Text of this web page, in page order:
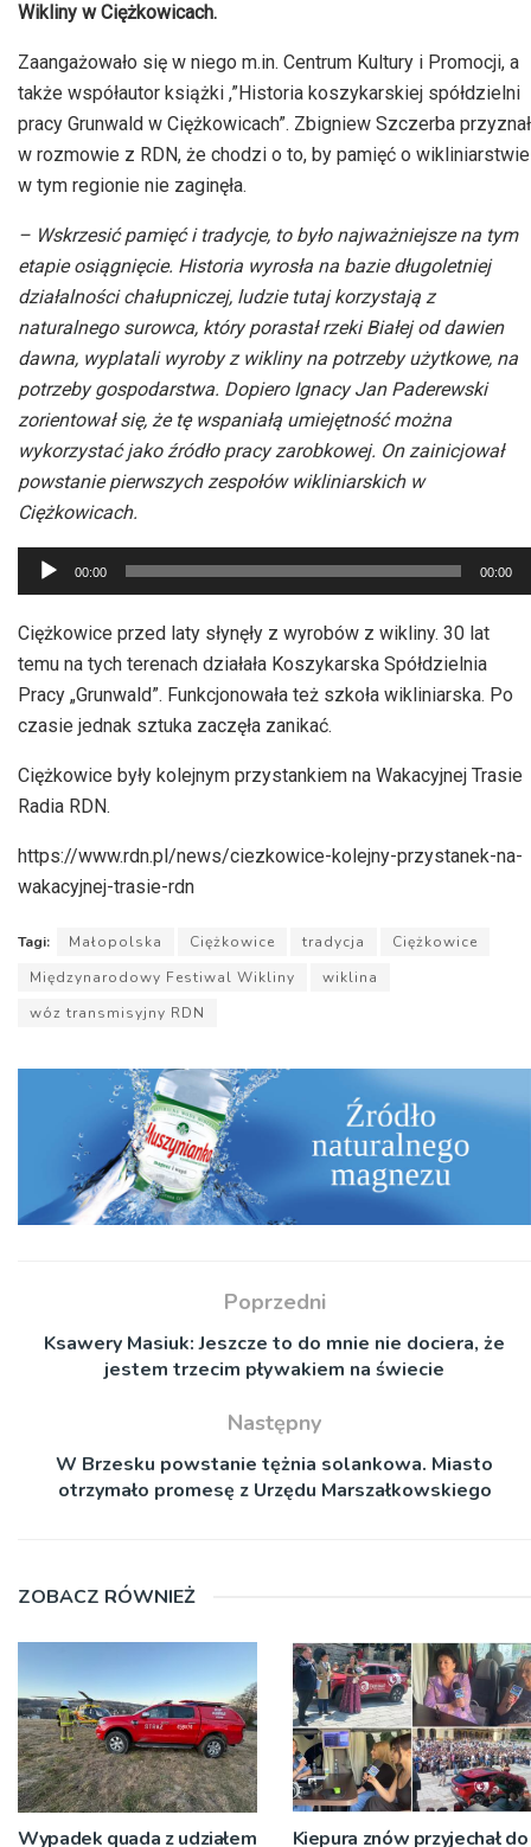
Wikliny w Ciężkowicach.
Zaangażowało się w niego m.in. Centrum Kultury i Promocji, a
także współautor książki ,”Historia koszykarskiej spółdzielni
pracy Grunwald w Ciężkowicach”. Zbigniew Szczerba przyznał
w rozmowie z RDN, że chodzi o to, by pamięć o wikliniarstwie
w tym regionie nie zaginęła.
– Wskrzesić pamięć i tradycje, to było najważniejsze na tym
etapie osiągnięcie. Historia wyrosła na bazie długoletniej
działalności chałupniczej, ludzie tutaj korzystają z
naturalnego surowca, który porastał rzeki Białej od dawien
dawna, wyplatali wyroby z wikliny na potrzeby użytkowe, na
potrzeby gospodarstwa. Dopiero Ignacy Jan Paderewski
zorientował się, że tę wspaniałą umiejętność można
wykorzystać jako źródło pracy zarobkowej. On zainicjował
powstanie pierwszych zespołów wikliniarskich w
Ciężkowicach.
Odtwarzacz
plików
dźwiękowych
00:00 00:00
Ciężkowice przed laty słynęły z wyrobów z wikliny. 30 lat
temu na tych terenach działała Koszykarska Spółdzielnia
Pracy „Grunwald”. Funkcjonowała też szkoła wikliniarska. Po
czasie jednak sztuka zaczęła zanikać.
Ciężkowice były kolejnym przystankiem na Wakacyjnej Trasie
Radia RDN.
https://www.rdn.pl/news/ciezkowice-kolejny-przystanek-na-
wakacyjnej-trasie-rdn
Tagi: Małopolska Ciężkowice tradycja
Ciężkowice
Międzynarodowy Festiwal Wikliny
wiklina
wóz transmisyjny RDN
Poprzedni
Ksawery Masiuk: Jeszcze to do mnie nie dociera, że
jestem trzecim pływakiem na świecie
Następny
W Brzesku powstanie tężnia solankowa. Miasto
otrzymało promesę z Urzędu Marszałkowskiego
ZOBACZ RÓWNIEŻ
Wypadek quada z udziałem Kiepura znów przyjechał do